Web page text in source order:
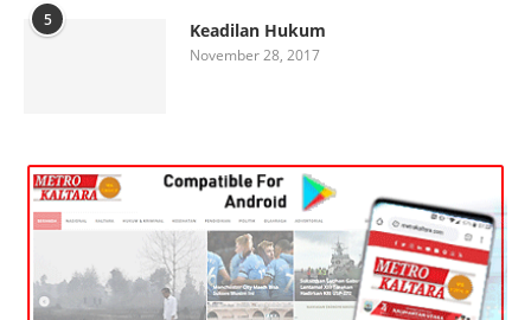
5 Keadilan Hukum
November 28, 2017